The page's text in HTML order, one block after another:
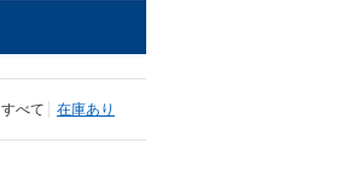
すべて 在庫あり